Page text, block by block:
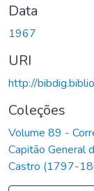
Data
1967
URI
http://
Coleções
Volume 89 -
Capitão General
Castro (1797-